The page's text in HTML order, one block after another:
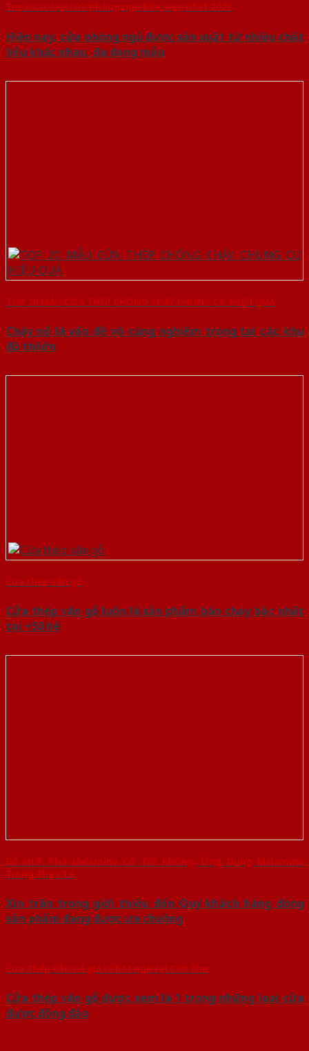
Top 6 các loại cửa phòng ngủ bền, đẹp nhất 2022
Hiện nay, cửa phòng ngủ được sản xuất từ nhiều chất
liệu khác nhau, đa dạng mẫu
TOP 20 MẪU CỬA THÉP CHỐNG CHÁY CHUNG CƯ HIỆU QUẢ
Cháy nổ là vấn đề vô cùng nghiêm trọng tại các khu
đô thị lớn
Cửa thép vân gỗ
Cửa thép vân gỗ luôn là sản phẩm bán chạy bậc nhất
tại +50 hệ
Gỗ MDF Phủ Melamine Có Tốt Không, Ứng Dụng Melamine
Trong Thực Tế
Xin trân trọng giới thiệu đến Quý khách hàng dòng
sản phẩm đang được ưa chuộng
Cửa Thép Vân Gỗ giá rẻ bất ngờ tại Cần Thơ
Cửa thép vân gỗ được xem là 1 trong những loại cửa
được đông đảo